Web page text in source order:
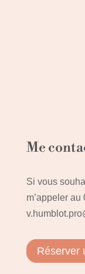
Me
Si vous
m’appeler au
Réserver